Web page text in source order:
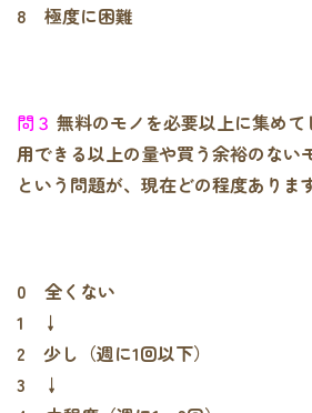
8 極度に困難
問３ 無料のモノを必要以上に集め
用できる以上の量や買う余裕のない
という問題が、現在どの程度ありま
0 全くない
1 ↓
2 少し（週に1回以下）
3 ↓